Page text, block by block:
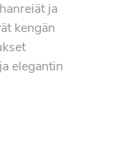
ja
kengän
elegantin